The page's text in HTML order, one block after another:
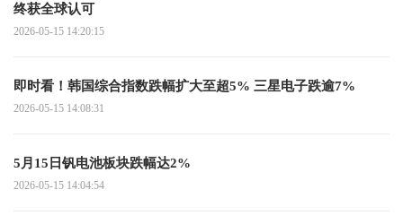
终获全球认可
2026-05-15 14:20:15
即时看！韩国综合指数跌幅扩大至超5% 三星电子跌逾7%
2026-05-15 14:08:31
5月15日钒电池板块跌幅达2%
2026-05-15 14:04:54